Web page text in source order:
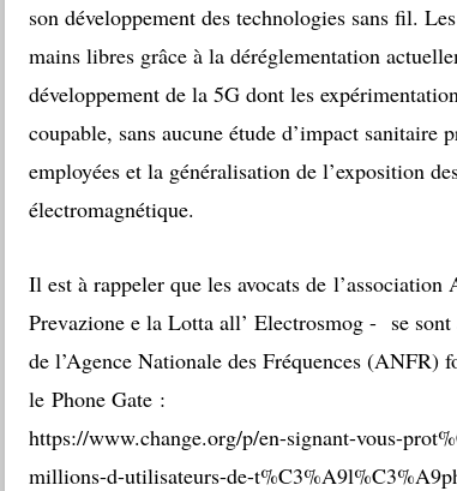
son développement des technologies sans fil.
mains libres grâce à la déréglementation
développement de la 5G dont les
coupable, sans aucune étude d’impact sanitaire
employées et la généralisation de l’exposition
électromagnétique.
Il est à rappeler que les avocats de l’association
Prevazione e la Lotta all’ Electrosmog - se sont
de l’Agence Nationale des Fréquences (ANFR)
le Phone Gate :
https://www.change.org/p/en-signant-vous-
millions-d-utilisateurs-de-